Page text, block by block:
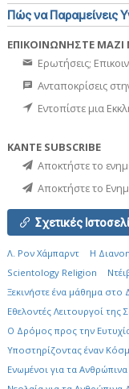
Πώς να Παραμείνεις
ΕΠΙΚΟΙΝΩΝΗΣΤΕ ΜΑΖΙ
Ερωτήσεις;
Ανταποκρίσεις
Εντοπίστε μια
ΚΑΝΤΕ SUBSCRIBE
Αποκτήστε το
Αποκτήστε το
Σχετικές
Λ. Ρον Χάμπαρντ Η
Scientology Religion
Ξεκινήστε ένα μάθημα στο
Εθελοντές Λειτουργοί της
Ο Δρόμος προς την
Υποστηρίζοντας έναν
Ενωµένοι για τα